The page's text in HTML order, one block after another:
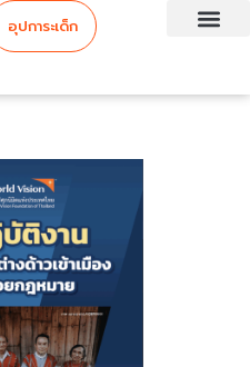
อุปการะเด็ก